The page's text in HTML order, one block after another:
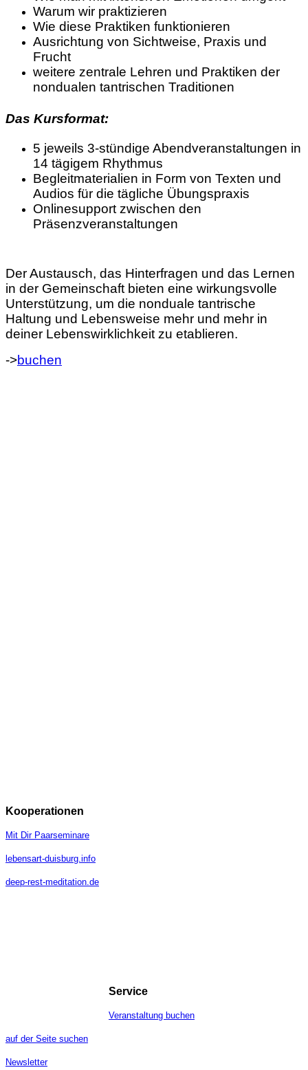
Warum wir praktizieren
Wie diese Praktiken funktionieren
Ausrichtung von Sichtweise, Praxis und
Frucht
weitere zentrale Lehren und Praktiken der
nondualen tantrischen Traditionen
Das Kursformat:
5 jeweils 3-stündige Abendveranstaltungen in
14 tägigem Rhythmus
Begleitmaterialien in Form von Texten und
Audios für die tägliche Übungspraxis
Onlinesupport zwischen den
Präsenzveranstaltungen
Der Austausch, das Hinterfragen und das Lernen
in der Gemeinschaft bieten eine wirkungsvolle
Unterstützung, um die nonduale tantrische
Haltung und Lebensweise mehr und mehr in
deiner Lebenswirklichkeit zu etablieren.
->buchen
Kooperationen
Mit Dir Paarseminare
lebensart-duisburg.info
deep-rest-meditation.de
Service
Veranstaltung buchen
auf der Seite suchen
Newsletter